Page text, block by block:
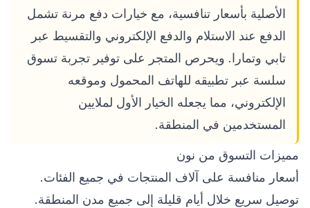
الأصلية بأسعار تنافسية، مع خيارات دفع مرنة تشمل
الدفع عند الاستلام والدفع الإلكتروني والتقسيط عبر
تابي وتمارا. ويحرص المتجر على توفير تجربة تسوق
سلسة عبر تطبيقه للهاتف المحمول وموقعه
الإلكتروني، مما يجعله الخيار الأول لملايين
المستخدمين في المنطقة.
مميزات التسوق من نون
أسعار منافسة على آلاف المنتجات في جميع الفئات.
توصيل سريع خلال أيام قليلة إلى جميع مدن المنطقة.